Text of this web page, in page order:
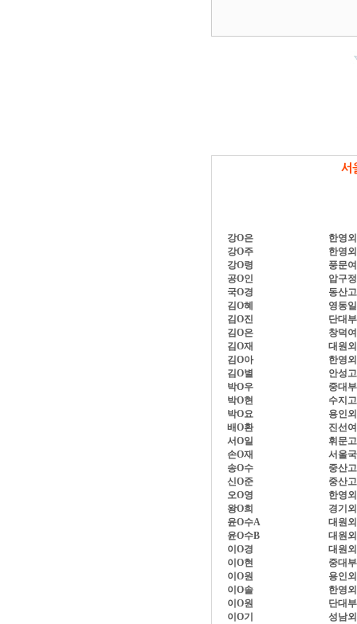
서
강O은
한영
강O주
한영
강O령
풍문
공O인
압구
국O경
동산고
김O혜
영동
김O진
단대
김O은
창덕
김O재
대원
김O아
한영
김O별
안성고
박O우
중대
박O현
수지고
박O요
용인
배O환
진선
서O일
휘문고
손O재
서울
송O수
중산고
신O준
중산고
오O영
한영
왕O희
경기
윤O수A
대원
윤O수B
대원
이O경
대원
이O현
중대
이O원
용인
이O솔
한영
이O원
단대
이O기
성남